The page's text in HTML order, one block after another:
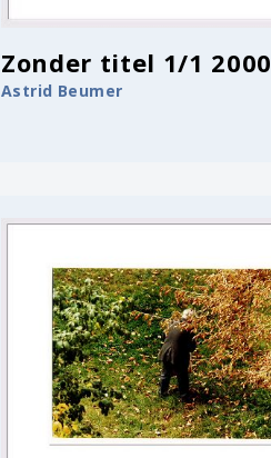
Zonder titel 1/1 2000
Astrid Beumer